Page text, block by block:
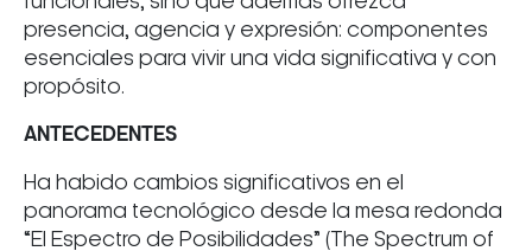
presencia, agencia y expresión: componentes
esenciales para vivir una vida significativa y con
propósito.
ANTECEDENTES
Ha habido cambios significativos en el
panorama tecnológico desde la mesa redonda
“El Espectro de Posibilidades” (The Spectrum of